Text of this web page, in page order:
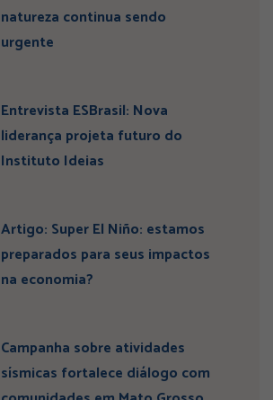
natureza continua sendo
urgente
Entrevista ESBrasil: Nova
liderança projeta futuro do
Instituto Ideias
Artigo: Super El Niño: estamos
preparados para seus impactos
na economia?
Campanha sobre atividades
sísmicas fortalece diálogo com